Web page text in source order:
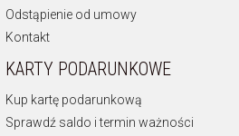
Odstąpienie od umowy
Kontakt
KARTY PODARUNKOWE
Kup kartę podarunkową
Sprawdź saldo i termin ważności